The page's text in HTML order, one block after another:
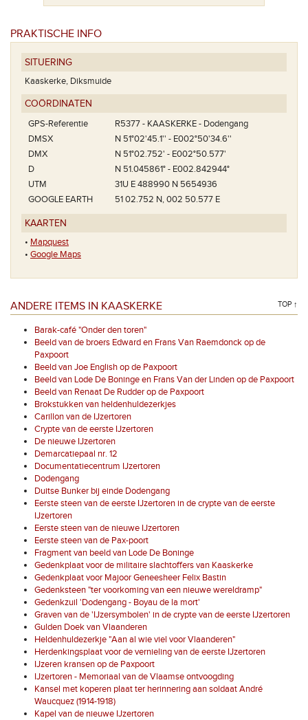
PRAKTISCHE INFO
SITUERING
Kaaskerke, Diksmuide
COÖRDINATEN
GPS-Referentie
R5377 - KAASKERKE - Dodengang
DMSX
N 51°02'45.1'' - E002°50'34.6''
DMX
N 51°02.752' - E002°50.577'
D
N 51.045861° - E002.842944°
UTM
31U E 488990 N 5654936
GOOGLE EARTH
51 02.752 N, 002 50.577 E
KAARTEN
• Mapquest
• Google Maps
ANDERE ITEMS IN KAASKERKE TOP ↑
Barak-café "Onder den toren"
Beeld van de broers Edward en Frans Van Raemdonck op de
Paxpoort
Beeld van Joe English op de Paxpoort
Beeld van Lode De Boninge en Frans Van der Linden op de Paxpoort
Beeld van Renaat De Rudder op de Paxpoort
Brokstukken van heldenhuldezerkjes
Carillon van de IJzertoren
Crypte van de eerste IJzertoren
De nieuwe IJzertoren
Demarcatiepaal nr. 12
Documentatiecentrum IJzertoren
Dodengang
Duitse Bunker bij einde Dodengang
Eerste steen van de eerste IJzertoren in de crypte van de eerste
IJzertoren
Eerste steen van de nieuwe IJzertoren
Eerste steen van de Pax-poort
Fragment van beeld van Lode De Boninge
Gedenkplaat voor de militaire slachtoffers van Kaaskerke
Gedenkplaat voor Majoor Geneesheer Felix Bastin
Gedenksteen "ter voorkoming van een nieuwe wereldramp"
Gedenkzuil 'Dodengang - Boyau de la mort'
Graven van de 'IJzersymbolen' in de crypte van de eerste IJzertoren
Gulden Doek van Vlaanderen
Heldenhuldezerkje "Aan al wie viel voor Vlaanderen"
Herdenkingsplaat voor de vernieling van de eerste IJzertoren
IJzeren kransen op de Paxpoort
IJzertoren - Memoriaal van de Vlaamse ontvoogding
Kansel met koperen plaat ter herinnering aan soldaat André
Waucquez (1914-1918)
Kapel van de nieuwe IJzertoren